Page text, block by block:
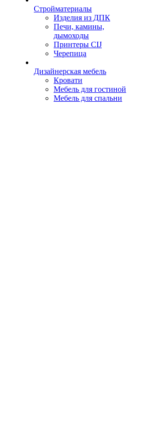
Стройматериалы
Изделия из ДПК
Печи, камины,
дымоходы
Принтеры CIJ
Черепица
Дизайнерская мебель
Кровати
Мебель для гостиной
Мебель для спальни